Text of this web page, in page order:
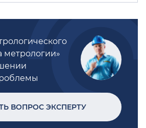
метрологии»
ВОПРОС ЭКСПЕРТУ